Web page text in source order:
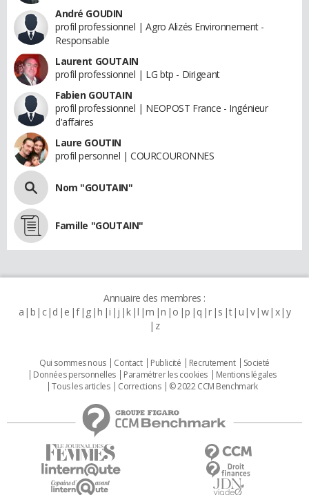
André GOUDIN
profil professionnel | Agro Alizés Environnement -
Responsable
Laurent GOUTAIN
profil professionnel | LG btp - Dirigeant
Fabien GOUTAIN
profil professionnel | NEOPOST France - Ingénieur
d'affaires
Laure GOUTIN
profil personnel | COURCOURONNES
Nom "GOUTAIN"
Famille "GOUTAIN"
Annuaire des membres :
a b c d e f g h i j k l m n o p q r s t u v w x y
z
Qui sommes nous Contact Publicité Recrutement
Societé
Données personnelles
Paramétrer les cookies
Mentions légales
Tous les articles
Corrections © 2022 CCM Benchmark